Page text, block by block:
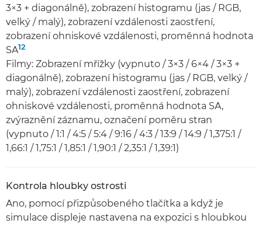
3×3 + diagonálně), zobrazení histogramu (jas / RGB,
velký / malý), zobrazení vzdálenosti zaostření,
zobrazení ohniskové vzdálenosti, proměnná hodnota
SA12
Filmy: Zobrazení mřížky (vypnuto / 3×3 / 6×4 / 3×3 +
diagonálně), zobrazení histogramu (jas / RGB, velký /
malý), zobrazení vzdálenosti zaostření, zobrazení
ohniskové vzdálenosti, proměnná hodnota SA,
zvýraznění záznamu, označení poměru stran
(vypnuto / 1:1 / 4:5 / 5:4 / 9:16 / 4:3 / 13:9 / 14:9 / 1,375:1 /
1,66:1 / 1,75:1 / 1,85:1 / 1,90:1 / 2,35:1 / 1,39:1)
Kontrola hloubky ostrosti
Ano, pomocí přizpůsobeného tlačítka a když je
simulace displeje nastavena na expozici s hloubkou